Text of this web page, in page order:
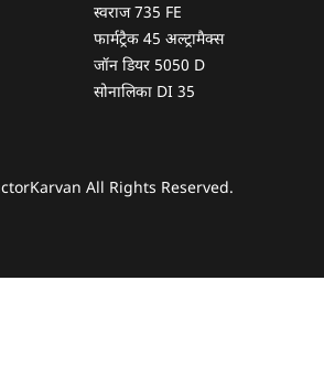
स्वराज 735 FE
फार्मट्रैक 45 अल्ट्रामैक्स
जॉन डियर 5050 D
सोनालिका DI 35
All Rights Reserved.